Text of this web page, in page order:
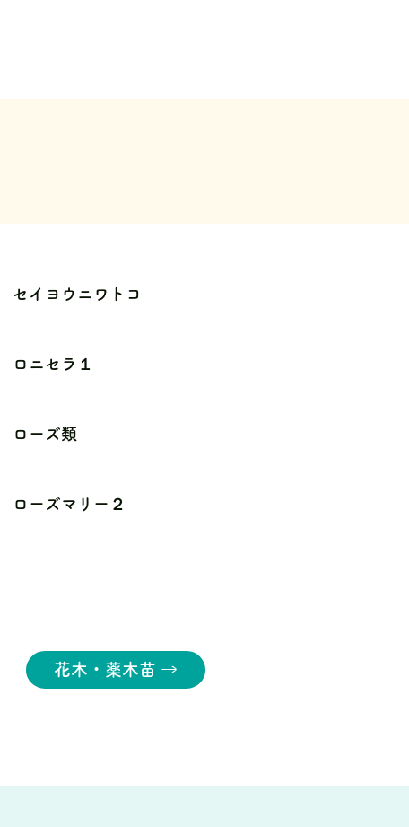
セイヨウニワトコ
ロニセラ１
ローズ類
ローズマリー２
花木・薬木苗 →